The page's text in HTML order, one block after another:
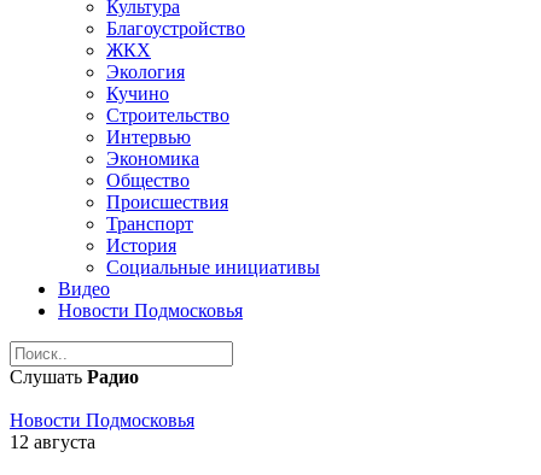
Культура
Благоустройство
ЖКХ
Экология
Кучино
Строительство
Интервью
Экономика
Общество
Происшествия
Транспорт
История
Социальные инициативы
Видео
Новости Подмосковья
Слушать Радио
Новости Подмосковья
12 августа